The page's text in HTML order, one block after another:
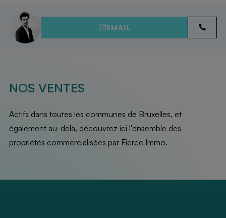
EMAIL
NOS VENTES
Actifs dans toutes les communes de Bruxelles, et
également au-delà, découvrez ici l'ensemble des
propriétés commercialisées par Fierce Immo.